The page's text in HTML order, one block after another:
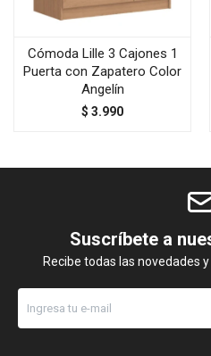
Cómoda Lille 3 Cajones 1
Puerta con Zapatero Color
Angelín
$ 3.990
Suscríbete a
Recibe todas las novedades